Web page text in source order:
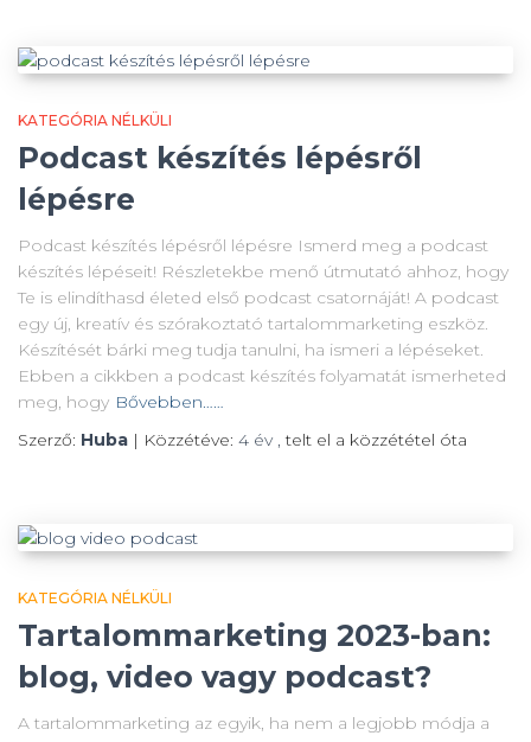
KATEGÓRIA NÉLKÜLI
Podcast készítés lépésről
lépésre
Podcast készítés lépésről lépésre Ismerd meg a podcast
készítés lépéseit! Részletekbe menő útmutató ahhoz, hogy
Te is elindíthasd életed első podcast csatornáját! A podcast
egy új, kreatív és szórakoztató tartalommarketing eszköz.
Készítését bárki meg tudja tanulni, ha ismeri a lépéseket.
Ebben a cikkben a podcast készítés folyamatát ismerheted
meg, hogy Bővebben……
Szerző: Huba | Közzétéve: 4 év,telt el a közzététel óta
KATEGÓRIA NÉLKÜLI
Tartalommarketing 2023-ban:
blog, video vagy podcast?
A tartalommarketing az egyik, ha nem a legjobb módja a